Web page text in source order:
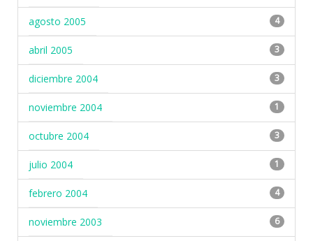
agosto 2005 4
abril 2005 3
diciembre 2004 3
noviembre 2004 1
octubre 2004 3
julio 2004 1
febrero 2004 4
noviembre 2003 6